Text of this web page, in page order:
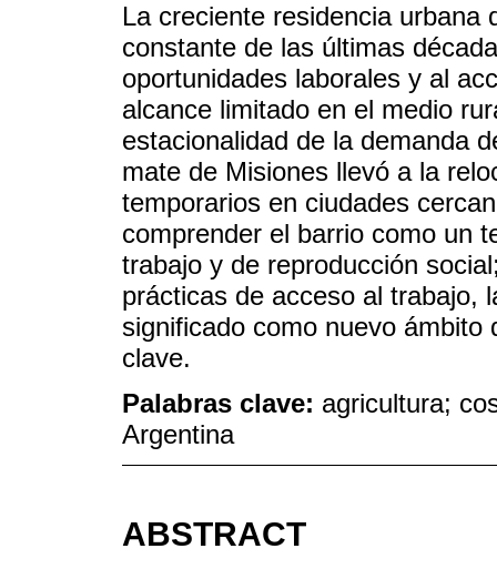
La creciente residencia urbana
constante de las últimas
oportunidades laborales y al
alcance limitado en el medio
estacionalidad de la demanda
mate de Misiones llevó a la
temporarios en ciudades
comprender el barrio como un
trabajo y de reproducción
prácticas de acceso al trabajo,
significado como nuevo
clave.
Palabras clave: agricultura;
Argentina
ABSTRACT